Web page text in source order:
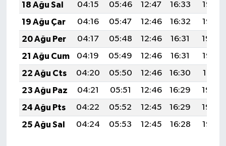
18 Ağu Sal
04:15 05:46 12:47 16:33
19:37
19 Ağu Çar
04:16 05:47 12:46 16:32
19:36
20 Ağu Per
04:17 05:48 12:46 16:31
19:34
21 Ağu Cum
04:19 05:49 12:46 16:31
19:33
22 Ağu Cts
04:20 05:50 12:46 16:30
19:31
23 Ağu Paz
04:21 05:51 12:46 16:29
19:30
24 Ağu Pts
04:22 05:52 12:45 16:29
19:29
25 Ağu Sal
04:24 05:53 12:45 16:28 19:27